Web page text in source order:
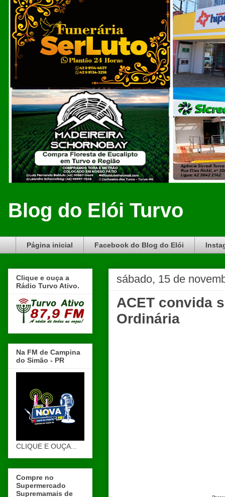
Blog do Elói Turvo
Página inicial Facebook do Blog do Elói
sábado, 15 de
ACET convida
Ordinária
Clique e ouça a
Rádio Turvo Ativo.
Na FM de Campina
do Simão - PR
CLIQUE E OUÇA...
Compre no
Supermercado
Supremamais de